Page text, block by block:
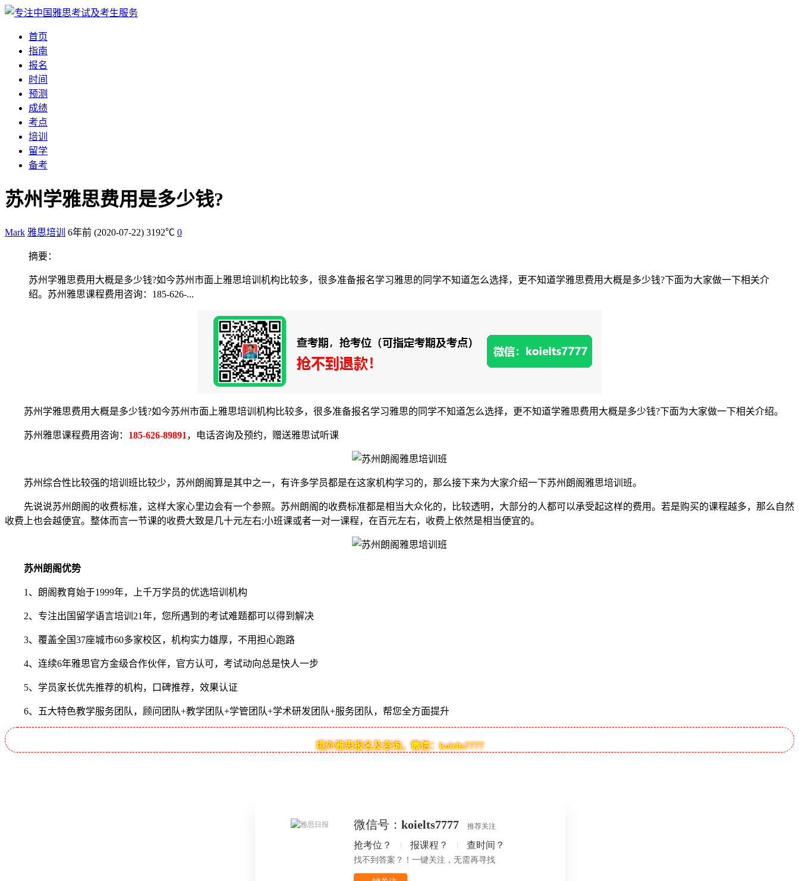
首页
指南
报名
时间
预测
成绩
考点
培训
留学
备考
苏州学雅思费用是多少钱?
Mark 雅思培训 6年前 (2020-07-22) 3192℃ 0
摘要：
苏州学雅思费用大概是多少钱?如今苏州市面上雅思培训机构比较多，很多准备报名学习雅思的同学不知道怎么选择，更不知道学雅思费用大概是多少钱?下面为大家做一下相关介
绍。苏州雅思课程费用咨询：185-626-...
苏州学雅思费用大概是多少钱?如今苏州市面上雅思培训机构比较多，很多准备报名学习雅思的同学不知道怎么选择，更不知道学雅思费用大概是多少钱?下面为大家做一下相关介绍。
苏州雅思课程费用咨询： 185-626-89891 ，电话咨询及预约，赠送雅思试听课
苏州综合性比较强的培训班比较少，苏州朗阁算是其中之一，有许多学员都是在这家机构学习的，那么接下来为大家介绍一下苏州朗阁雅思培训班。
先说说苏州朗阁的收费标准，这样大家心里边会有一个参照。苏州朗阁的收费标准都是相当大众化的，比较透明，大部分的人都可以承受起这样的费用。若是购买的课程越多，那么自然
收费上也会越便宜。整体而言一节课的收费大致是几十元左右;小班课或者一对一课程，在百元左右，收费上依然是相当便宜的。
苏州朗阁优势
1、朗阁教育始于1999年，上千万学员的优选培训机构
2、专注出国留学语言培训21年，您所遇到的考试难题都可以得到解决
3、覆盖全国37座城市60多家校区，机构实力雄厚，不用担心跑路
4、连续6年雅思官方金级合作伙伴，官方认可，考试动向总是快人一步
5、学员家长优先推荐的机构，口碑推荐，效果认证
6、五大特色教学服务团队，顾问团队+教学团队+学管团队+学术研发团队+服务团队，帮您全方面提升
境外雅思报名及咨询，微信：koielts7777